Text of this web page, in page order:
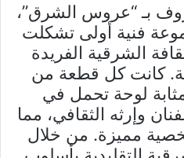
بـ “عروس الشرق”،
فنية أولى تشكلت
الشرقية الفريدة
كانت كل قطعة من
لوحة تحمل في
وإرثه الثقافي، مما
مميزة. من خلال